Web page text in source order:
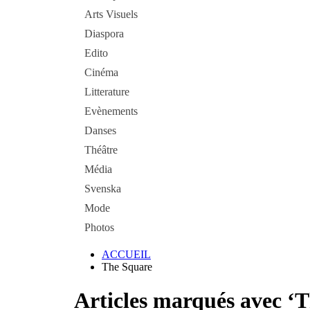
Arts Visuels
Diaspora
Edito
Cinéma
Litterature
Evènements
Danses
Théâtre
Média
Svenska
Mode
Photos
ACCUEIL
The Square
Articles marqués avec